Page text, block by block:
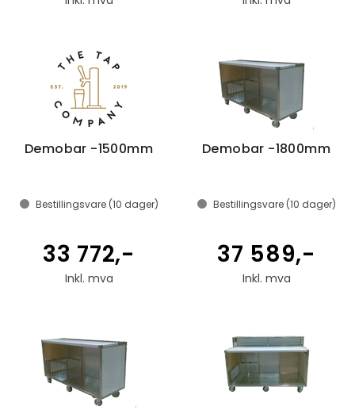
Demobar -1500mm
Bestillingsvare (10 dager)
33 772,-
Inkl. mva
Demobar -1800mm
Bestillingsvare (10 dager)
37 589,-
Inkl. mva